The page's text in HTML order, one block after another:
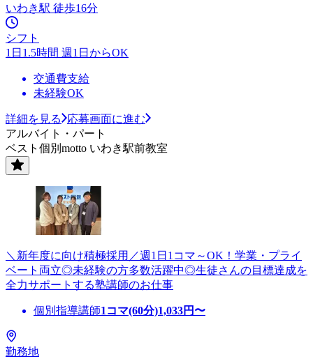
いわき駅 徒歩16分
シフト
1日1.5時間 週1日からOK
交通費支給
未経験OK
詳細を見る
応募画面に進む
アルバイト・パート
ベスト個別motto いわき駅前教室
＼新年度に向け積極採用／週1日1コマ～OK！学業・プライ
ベート両立◎未経験の方多数活躍中◎生徒さんの目標達成を
全力サポートする塾講師のお仕事
個別指導講師1コマ(60分)1,033円〜
勤務地